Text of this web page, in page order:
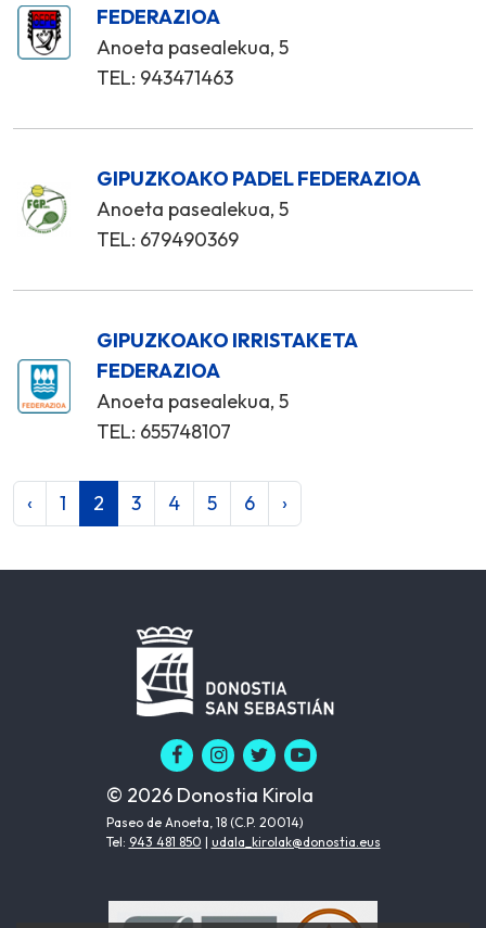
FEDERAZIOA
Anoeta pasealekua, 5
TEL: 943471463
GIPUZKOAKO PADEL FEDERAZIOA
Anoeta pasealekua, 5
TEL: 679490369
GIPUZKOAKO IRRISTAKETA
FEDERAZIOA
Anoeta pasealekua, 5
TEL: 655748107
‹ 1 2 3 4 5 6 ›
© 2026 Donostia Kirola
Paseo de Anoeta, 18 (C.P. 20014)
Tel: 943 481 850 | udala_kirolak@donostia.eus